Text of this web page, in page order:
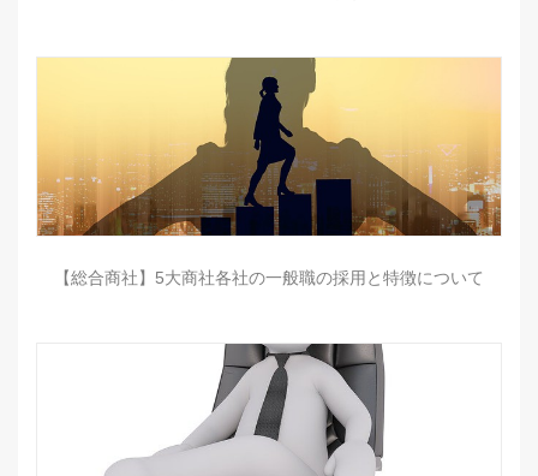
【総合商社】5大商社各社の一般職の採用と特徴について